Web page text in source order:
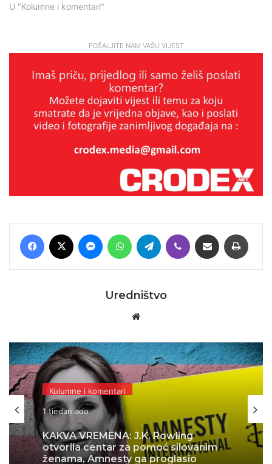
U "Kolumne i komentari"
POŠALJITE NAM VAŠU VIJEST
Facebook MessengerWhatsAppTelegram Viber Podijeli putem E-maila
Uredništvo
Kolumne i komentari
1 tjedan ago
KAKVA VREMENA: J.K. Rowling
otvorila centar za pomoć silovanim
ženama, Amnesty ga proglasio
“problematičnim”